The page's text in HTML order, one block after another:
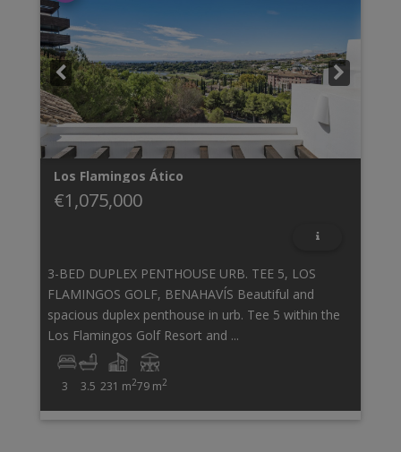
Los Flamingos Ático
€1,075,000
3-BED DUPLEX PENTHOUSE URB. TEE 5, LOS
FLAMINGOS GOLF, BENAHAVÍS Beautiful and
spacious duplex penthouse in urb. Tee 5 within the
Los Flamingos Golf Resort and ...
3 3.5 231 m279 m2